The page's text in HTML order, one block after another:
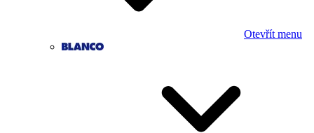
Otevřít menu